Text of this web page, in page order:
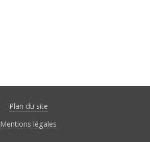
Plan du site
Mentions légales